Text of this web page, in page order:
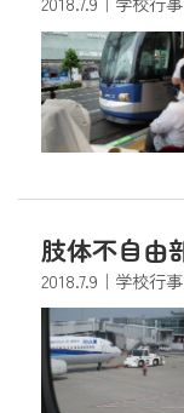
肢体不自由
2018.7.9 ｜学校行事